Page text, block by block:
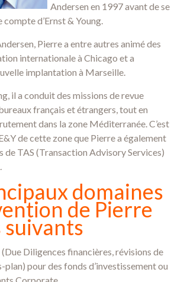
Andersen en 1997 avant de se
d’Ernst & Young.
Pierre a entre autres animé des
internationale à Chicago et a
implantation à Marseille.
il a conduit des missions de revue
français et étrangers, tout en
dans la zone Méditerranée. C’est
de cette zone que Pierre a également
de TAS (Transaction Advisory Services)
domaines
de Pierre
suivants
Diligences financières, révisions de
plan) pour des fonds d’investissement ou